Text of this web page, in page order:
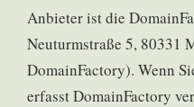
Anbieter ist die
Neuturmstraße 5, 80331
DomainFactory). Wenn
erfasst DomainFactory